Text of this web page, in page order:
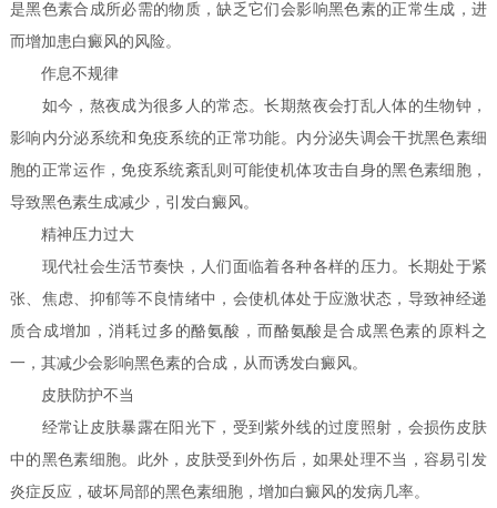
是黑色素合成所必需的物质，缺乏它们会影响黑色素的正常生成，进
而增加患白癜风的风险。
作息不规律
如今，熬夜成为很多人的常态。长期熬夜会打乱人体的生物钟，
影响内分泌系统和免疫系统的正常功能。内分泌失调会干扰黑色素细
胞的正常运作，免疫系统紊乱则可能使机体攻击自身的黑色素细胞，
导致黑色素生成减少，引发白癜风。
精神压力过大
现代社会生活节奏快，人们面临着各种各样的压力。长期处于紧
张、焦虑、抑郁等不良情绪中，会使机体处于应激状态，导致神经递
质合成增加，消耗过多的酪氨酸，而酪氨酸是合成黑色素的原料之
一，其减少会影响黑色素的合成，从而诱发白癜风。
皮肤防护不当
经常让皮肤暴露在阳光下，受到紫外线的过度照射，会损伤皮肤
中的黑色素细胞。此外，皮肤受到外伤后，如果处理不当，容易引发
炎症反应，破坏局部的黑色素细胞，增加白癜风的发病几率。